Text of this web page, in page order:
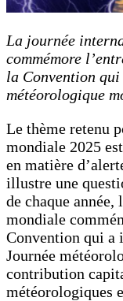
La journée
commémore
la Convention
météorologique
Le thème retenu
mondiale 2025
en matière
illustre une
de chaque
mondiale
Convention qui a
Journée
contribution
météorologiques